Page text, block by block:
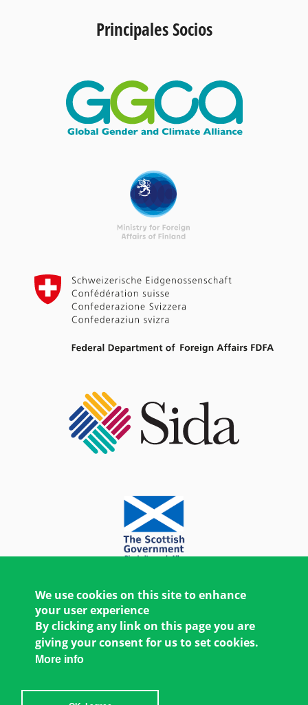
Principales Socios
We use cookies on this site to enhance
your user experience
By clicking any link on this page you are
giving your consent for us to set cookies.
More info